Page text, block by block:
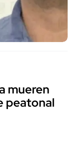
mueren
peatonal